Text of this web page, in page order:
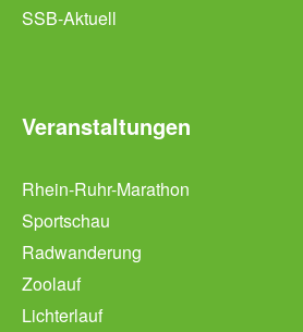
SSB-Aktuell
Veranstaltungen
Rhein-Ruhr-Marathon
Sportschau
Radwanderung
Zoolauf
Lichterlauf